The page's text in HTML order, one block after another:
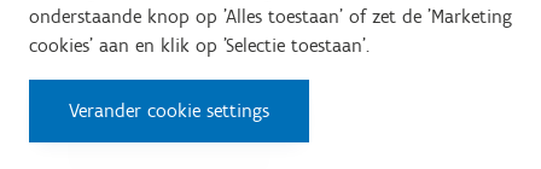
onderstaande knop op 'Alles toestaan' of zet de 'Marketing
cookies' aan en klik op 'Selectie toestaan'.
Verander cookie settings